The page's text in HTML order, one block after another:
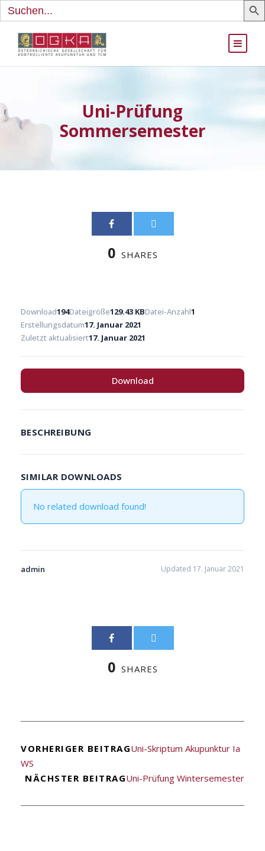
Search
for:
Uni-Prüfung
Sommersemester
0 SHARES
Download194Dateigröße129.43 KBDatei-Anzahl1
Erstellungsdatum17. Januar 2021
Zuletzt aktualisiert17. Januar 2021
Download
BESCHREIBUNG
SIMILAR DOWNLOADS
No related download found!
admin Updated 17. Januar 2021
0 SHARES
VORHERIGER BEITRAGUni-Skriptum Akupunktur Ia
WS
NÄCHSTER BEITRAGUni-Prüfung Wintersemester